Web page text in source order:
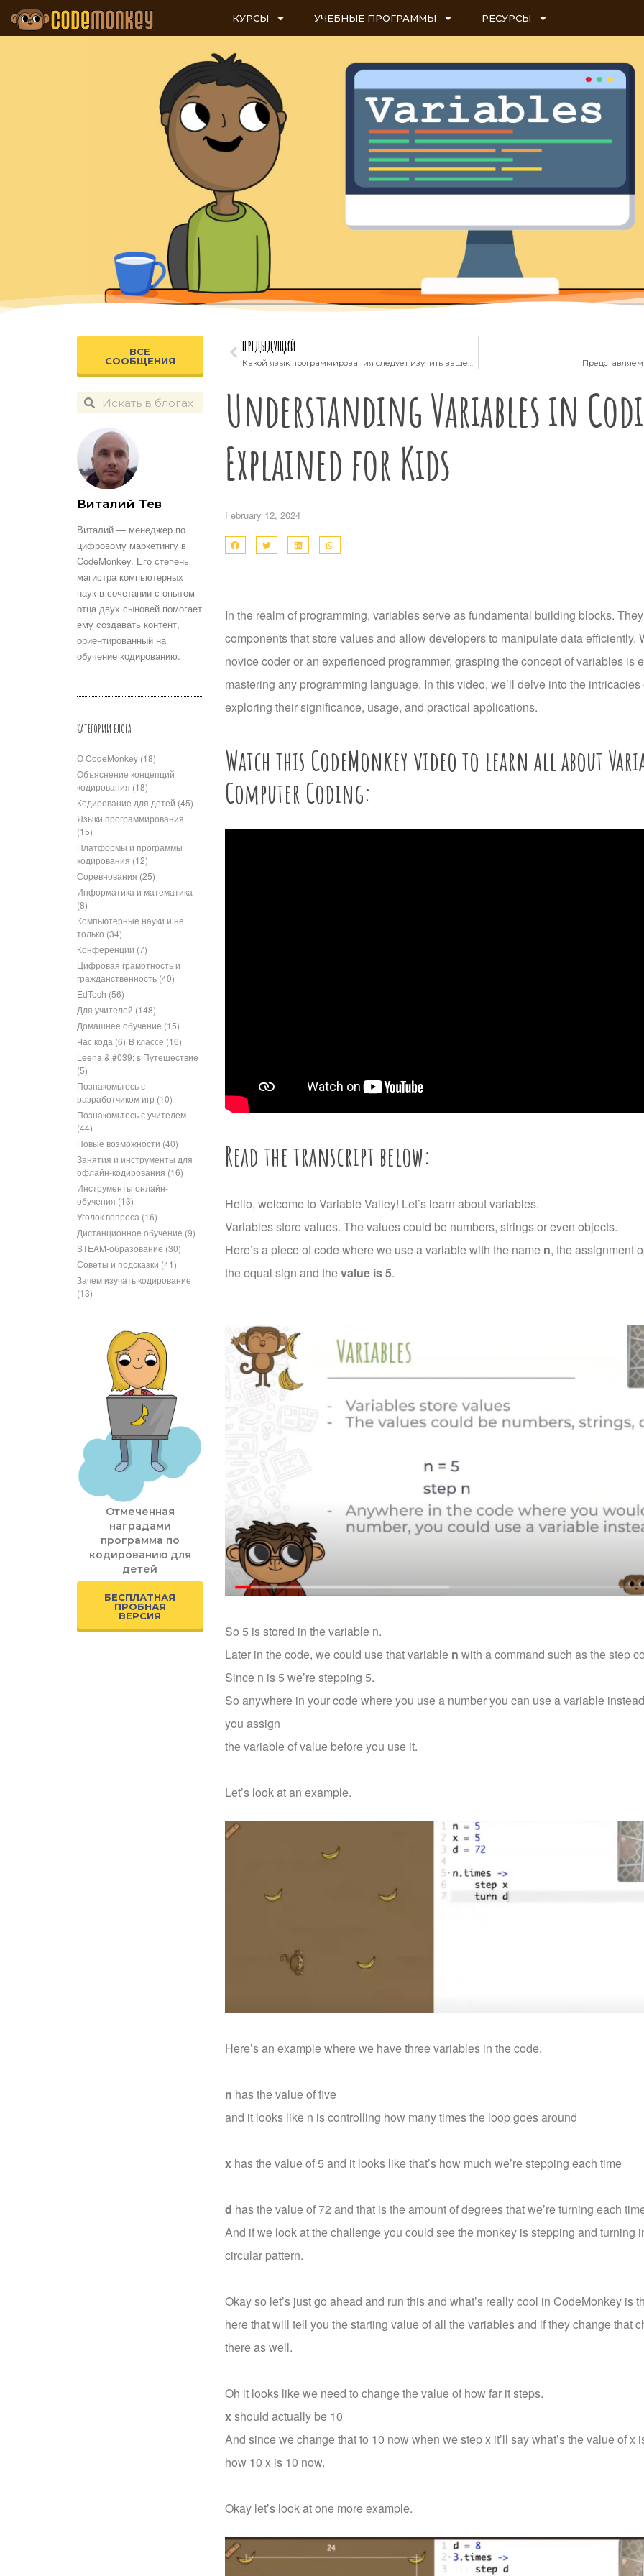
КУРСЫ УЧЕБНЫЕ ПРОГРАММЫ РЕСУРСЫ
ВСЕ
СООБЩЕНИЯ
Виталий Тев
Виталий — менеджер по
цифровому маркетингу в
CodeMonkey. Его степень
магистра компьютерных
наук в сочетании с опытом
отца двух сыновей помогает
ему создавать контент,
ориентированный на
обучение кодированию.
КАТЕГОРИИ БЛОГА
О CodeMonkey (18)
Объяснение концепций
кодирования (18)
Кодирование для детей (45)
Языки программирования
(15)
Платформы и программы
кодирования (12)
Соревнования (25)
Информатика и математика
(8)
Компьютерные науки и не
только (34)
Конференции (7)
Цифровая грамотность и
гражданственность (40)
EdTech (56)
Для учителей (148)
Домашнее обучение (15)
Час кода (6) В классе (16)
Leena & #039; s Путешествие
(5)
Познакомьтесь с
разработчиком игр (10)
Познакомьтесь с учителем
(44)
Новые возможности (40)
Занятия и инструменты для
офлайн-кодирования (16)
Инструменты онлайн-
обучения (13)
Уголок вопроса (16)
Дистанционное обучение (9)
STEAM-образование (30)
Советы и подсказки (41)
Зачем изучать кодирование
(13)
Отмеченная
наградами
программа по
кодированию для
детей
БЕСПЛАТНАЯ
ПРОБНАЯ
ВЕРСИЯ
ПРЕДЫДУЩИЙ
Какой язык программирования следует изучить вашему ребенку?
Understanding Variables in
Explained for Kids
February 12, 2024
In the realm of programming, variables serve as fundamental building blocks.
components that store values and allow developers to manipulate data efficiently.
novice coder or an experienced programmer, grasping the concept of variables is
mastering any programming language. In this video, we’ll delve into the
exploring their significance, usage, and practical applications.
Watch this CodeMonkey video to learn all about
Computer Coding:
Read the transcript below:
Hello, welcome to Variable Valley! Let’s learn about variables.
Variables store values. The values could be numbers, strings or even objects.
Here’s a piece of code where we use a variable with the name n, the assignment
the equal sign and thevalue is 5.
So 5 is stored in the variable n.
Later in the code, we could use that variable n with a command such as the step
Since n is 5 we’re stepping 5.
So anywhere in your code where you use a number you can use a variable
you assign
the variable of value before you use it.
Let’s look at an example.
Here’s an example where we have three variables in the code.
n has the value of five
and it looks like n is controlling how many times the loop goes around
xhas the value of 5 and it looks like that’s how much we’re stepping each time
d has the value of 72 and that is the amount of degrees that we’re turning each
And if we look at the challenge you could see the monkey is stepping and turning
circular pattern.
Okay so let’s just go ahead and run this and what’s really cool in CodeMonkey is
here that will tell you the starting value of all the variables and if they change that
there as well.
Oh it looks like we need to change the value of how far it steps.
xshould actually be 10
And since we change that to 10 now when we step x it’ll say what’s the value of x
how 10 x is 10 now.
Okay let’s look at one more example.